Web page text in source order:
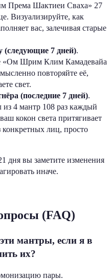
Према Шактиеи Сваха» 27
Визуализируйте, как
вас, залечивая старые
(следующие 7 дней).
«Ом Шрим Клим Камадевайа
повторяйте её,
свет.
(последние 7 дней).
4 мантр 108 раз каждый
кокон света притягивает
конкретных лиц, просто
дня вы заметите изменения
иначе.
(FAQ)
мантры, если я в
их?
пары.